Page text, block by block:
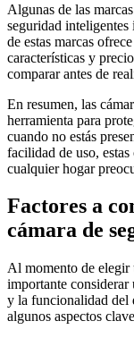
Algunas de las
seguridad
de estas marcas
características y
comparar antes de
En resumen, las
herramienta para
cuando no estás
facilidad de uso,
cualquier hogar
Factores a
cámara de
Al momento de elegir
importante considerar
y la funcionalidad del
algunos aspectos